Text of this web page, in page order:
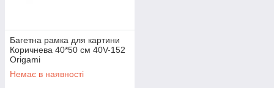
Багетна рамка для картини
Коричнева 40*50 см 40V-152
Origami
Немає в наявності